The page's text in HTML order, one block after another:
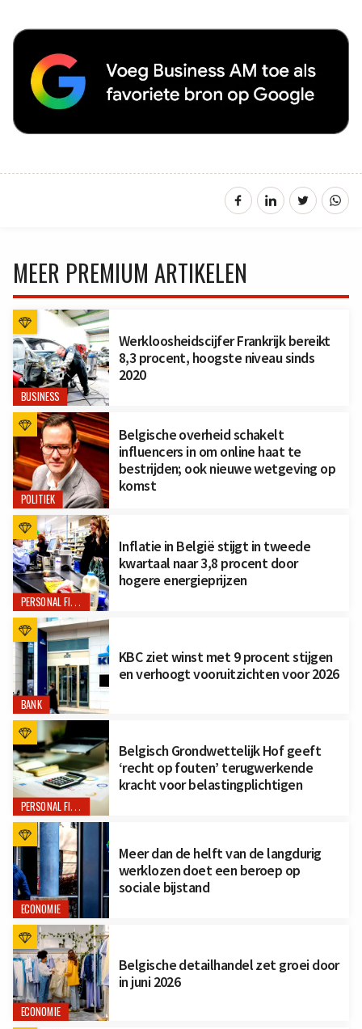
MEER PREMIUM ARTIKELEN
BUSINESS
Werkloosheidscijfer Frankrijk bereikt
8,3 procent, hoogste niveau sinds
2020
POLITIEK
Belgische overheid schakelt
influencers in om online haat te
bestrijden; ook nieuwe wetgeving op
komst
PERSONAL FINANCE
Inflatie in België stijgt in tweede
kwartaal naar 3,8 procent door
hogere energieprijzen
BANK
KBC ziet winst met 9 procent stijgen
en verhoogt vooruitzichten voor 2026
PERSONAL FINANCE
Belgisch Grondwettelijk Hof geeft
‘recht op fouten’ terugwerkende
kracht voor belastingplichtigen
ECONOMIE
Meer dan de helft van de langdurig
werklozen doet een beroep op
sociale bijstand
ECONOMIE
Belgische detailhandel zet groei door
in juni 2026